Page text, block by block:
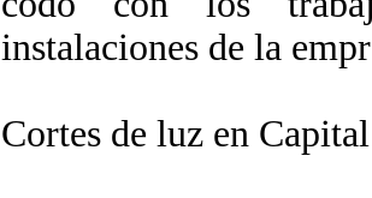
instalaciones de la
Cortes de luz en